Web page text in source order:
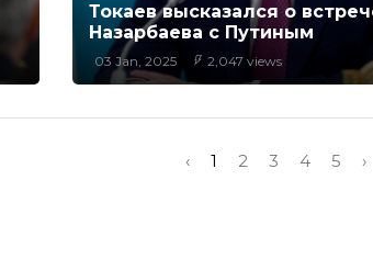
Токаев высказался о
Назарбаева с Путиным
03 Jan, 2025 2,047 views
‹ 1 2 3 4 5 ›